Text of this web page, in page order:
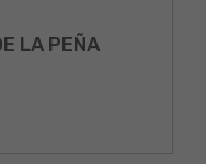
LA PEÑA